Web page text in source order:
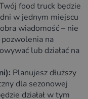
food truck będzie
dni w jednym miejscu
wiadomość – nie
pozwolenia na
lub działać na
Planujesz dłuższy
dla sezonowej
działał w tym